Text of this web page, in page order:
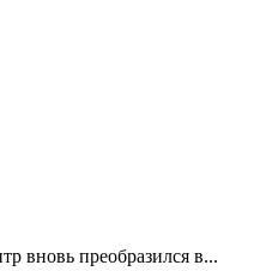
вновь преобразился в...